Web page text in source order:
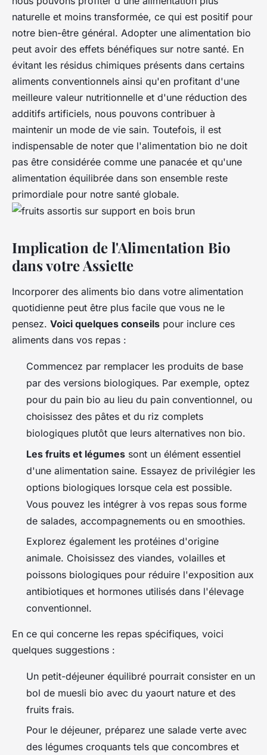
naturelle et moins transformée, ce qui est positif pour
notre bien-être général. Adopter une alimentation bio
peut avoir des effets bénéfiques sur notre santé. En
évitant les résidus chimiques présents dans certains
aliments conventionnels ainsi qu'en profitant d'une
meilleure valeur nutritionnelle et d'une réduction des
additifs artificiels, nous pouvons contribuer à
maintenir un mode de vie sain. Toutefois, il est
indispensable de noter que l'alimentation bio ne doit
pas être considérée comme une panacée et qu'une
alimentation équilibrée dans son ensemble reste
primordiale pour notre santé globale.
Implication de l'Alimentation Bio
dans votre Assiette
Incorporer des aliments bio dans votre alimentation
quotidienne peut être plus facile que vous ne le
pensez. Voici quelques conseils pour inclure ces
aliments dans vos repas :
Commencez par remplacer les produits de base
par des versions biologiques. Par exemple, optez
pour du pain bio au lieu du pain conventionnel, ou
choisissez des pâtes et du riz complets
biologiques plutôt que leurs alternatives non bio.
Les fruits et légumes sont un élément essentiel
d'une alimentation saine. Essayez de privilégier les
options biologiques lorsque cela est possible.
Vous pouvez les intégrer à vos repas sous forme
de salades, accompagnements ou en smoothies.
Explorez également les protéines d'origine
animale. Choisissez des viandes, volailles et
poissons biologiques pour réduire l'exposition aux
antibiotiques et hormones utilisés dans l'élevage
conventionnel.
En ce qui concerne les repas spécifiques, voici
quelques suggestions :
Un petit-déjeuner équilibré pourrait consister en un
bol de muesli bio avec du yaourt nature et des
fruits frais.
Pour le déjeuner, préparez une salade verte avec
des légumes croquants tels que concombres et